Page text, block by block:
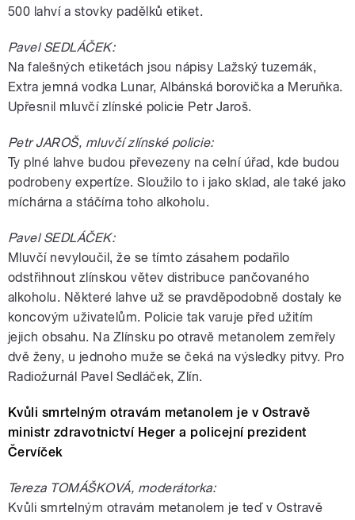
500 lahví a stovky padělků etiket.
Pavel SEDLÁČEK:
Na falešných etiketách jsou nápisy Lažský tuzemák,
Extra jemná vodka Lunar, Albánská borovička a Meruňka.
Upřesnil mluvčí zlínské policie Petr Jaroš.
Petr JAROŠ, mluvčí zlínské policie:
Ty plné lahve budou převezeny na celní úřad, kde budou
podrobeny expertíze. Sloužilo to i jako sklad, ale také jako
míchárna a stáčírna toho alkoholu.
Pavel SEDLÁČEK:
Mluvčí nevyloučil, že se tímto zásahem podařilo
odstřihnout zlínskou větev distribuce pančovaného
alkoholu. Některé lahve už se pravděpodobně dostaly ke
koncovým uživatelům. Policie tak varuje před užitím
jejich obsahu. Na Zlínsku po otravě metanolem zemřely
dvě ženy, u jednoho muže se čeká na výsledky pitvy. Pro
Radiožurnál Pavel Sedláček, Zlín.
Kvůli smrtelným otravám metanolem je v Ostravě
ministr zdravotnictví Heger a policejní prezident
Červíček
Tereza TOMÁŠKOVÁ, moderátorka:
Kvůli smrtelným otravám metanolem je teď v Ostravě